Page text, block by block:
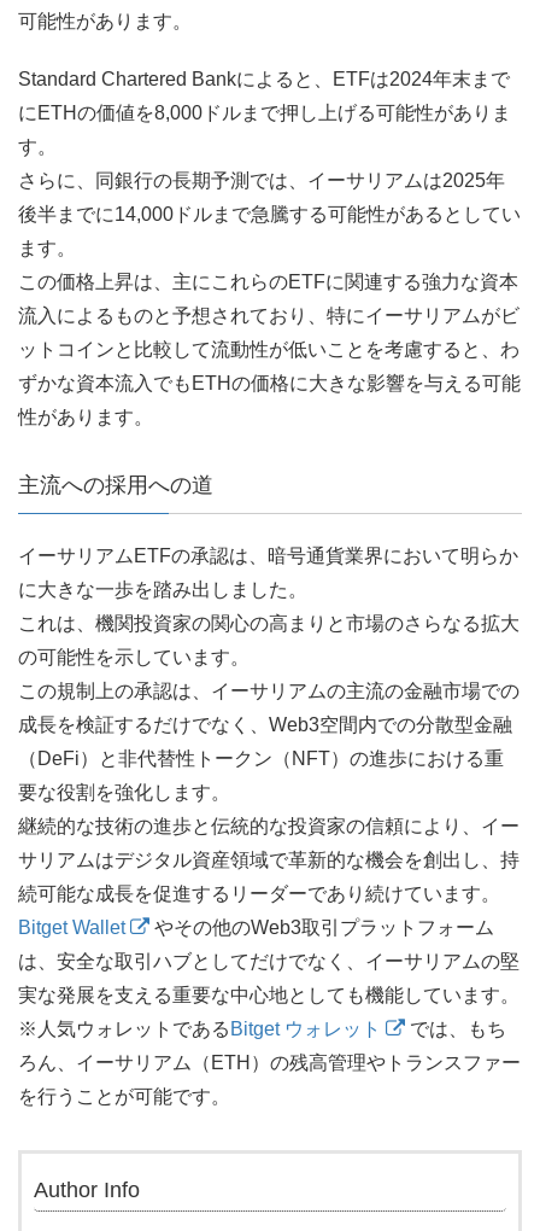
可能性があります。
Standard Chartered Bankによると、ETFは2024年末まで
にETHの価値を8,000ドルまで押し上げる可能性がありま
す。
さらに、同銀行の長期予測では、イーサリアムは2025年
後半までに14,000ドルまで急騰する可能性があるとしてい
ます。
この価格上昇は、主にこれらのETFに関連する強力な資本
流入によるものと予想されており、特にイーサリアムがビ
ットコインと比較して流動性が低いことを考慮すると、わ
ずかな資本流入でもETHの価格に大きな影響を与える可能
性があります。
主流への採用への道
イーサリアムETFの承認は、暗号通貨業界において明らか
に大きな一歩を踏み出しました。
これは、機関投資家の関心の高まりと市場のさらなる拡大
の可能性を示しています。
この規制上の承認は、イーサリアムの主流の金融市場での
成長を検証するだけでなく、Web3空間内での分散型金融
（DeFi）と非代替性トークン（NFT）の進歩における重
要な役割を強化します。
継続的な技術の進歩と伝統的な投資家の信頼により、イー
サリアムはデジタル資産領域で革新的な機会を創出し、持
続可能な成長を促進するリーダーであり続けています。
Bitget Wallet
やその他のWeb3取引プラットフォーム
は、安全な取引ハブとしてだけでなく、イーサリアムの堅
実な発展を支える重要な中心地としても機能しています。
※人気ウォレットである Bitget ウォレット
では、もち
ろん、イーサリアム（ETH）の残高管理やトランスファー
を行うことが可能です。
Author Info